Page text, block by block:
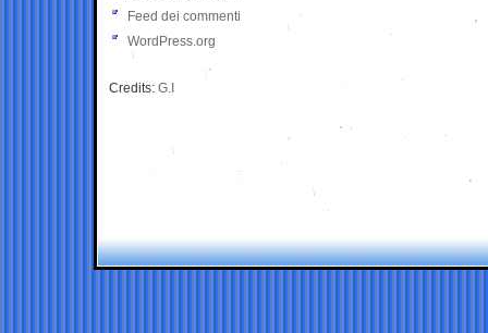
Feed dei commenti
WordPress.org
Credits: G.I